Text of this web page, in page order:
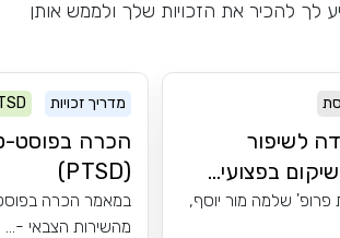
לך להכיר את הזכויות שלך ולממש אותן
לשיפור
בפצועי...
פרופ' שלמה מור יוסף,
מדריך זכויות
הכרה בפוסט-
(PTSD)
במאמר הכרה
מהשירות הצבאי -...